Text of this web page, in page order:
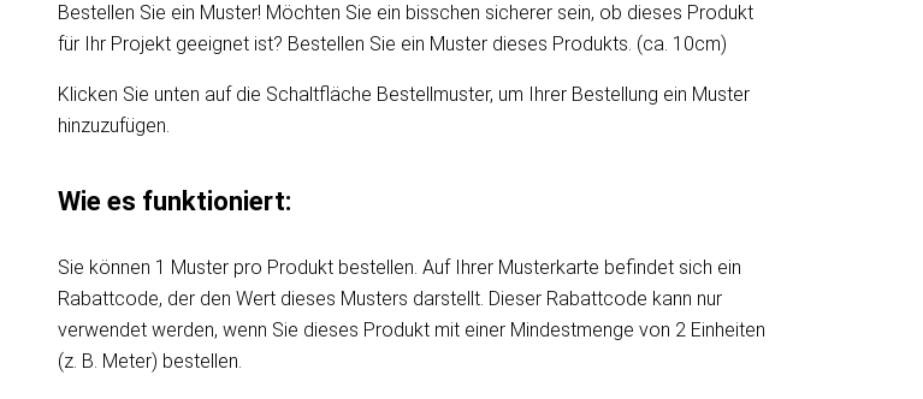
Bestellen Sie ein Muster! Möchten Sie ein bisschen sicherer sein, ob dieses Produkt
für Ihr Projekt geeignet ist? Bestellen Sie ein Muster dieses Produkts. (ca. 10cm)
Klicken Sie unten auf die Schaltfläche Bestellmuster, um Ihrer Bestellung ein Muster
hinzuzufügen.
Wie es funktioniert:
Sie können 1 Muster pro Produkt bestellen. Auf Ihrer Musterkarte befindet sich ein
Rabattcode, der den Wert dieses Musters darstellt. Dieser Rabattcode kann nur
verwendet werden, wenn Sie dieses Produkt mit einer Mindestmenge von 2 Einheiten
(z. B. Meter) bestellen.